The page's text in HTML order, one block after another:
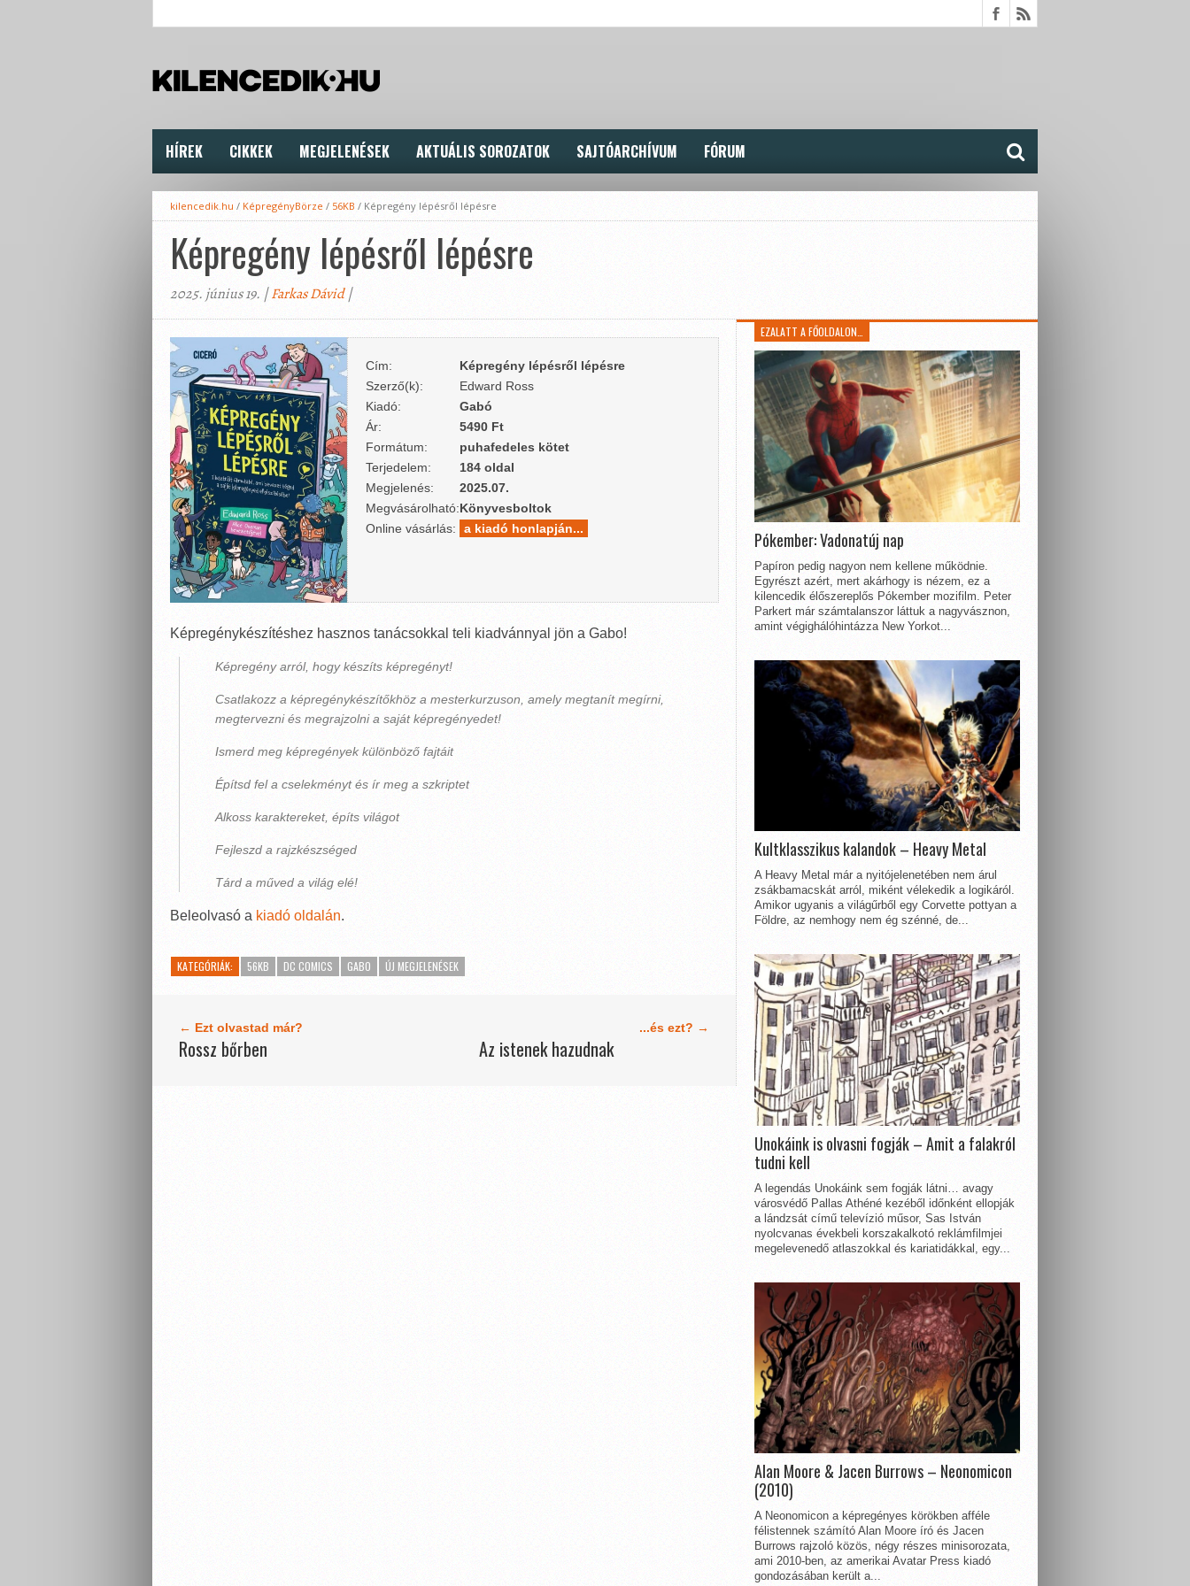
HÍREK CIKKEK MEGJELENÉSEK AKTUÁLIS SOROZATOK SAJTÓARCHÍVUM FÓRUM
kilencedik.hu / KépregényBörze / 56KB / Képregény lépésről lépésre
Képregény lépésről lépésre
2025. június 19. |Farkas Dávid|
Cím:
Képregény lépésről lépésre
Szerző(k):
Edward Ross
Kiadó:
Gabó
Ár:
5490 Ft
Formátum:
puhafedeles kötet
Terjedelem:
184 oldal
Megjelenés:
2025.07.
Megvásárolható:Könyvesboltok
Online vásárlás:
a kiadó honlapján...
Képregénykészítéshez hasznos tanácsokkal teli kiadvánnyal jön a Gabo!
Képregény arról, hogy készíts képregényt!
Csatlakozz a képregénykészítőkhöz a mesterkurzuson, amely megtanít megírni,
megtervezni és megrajzolni a saját képregényedet!
Ismerd meg képregények különböző fajtáit
Építsd fel a cselekményt és ír meg a szkriptet
Alkoss karaktereket, építs világot
Fejleszd a rajzkészséged
Tárd a műved a világ elé!
Beleolvasó a kiadó oldalán.
KATEGÓRIÁK: 56KB DC COMICS GABO ÚJ MEGJELENÉSEK
← Ezt olvastad már?
Rossz bőrben
...és ezt? →
Az istenek hazudnak
EZALATT A FŐOLDALON…
Pókember: Vadonatúj nap
Papíron pedig nagyon nem kellene működnie.
Egyrészt azért, mert akárhogy is nézem, ez a
kilencedik élőszereplős Pókember mozifilm. Peter
Parkert már számtalanszor láttuk a nagyvásznon,
amint végighálóhintázza New Yorkot...
Kultklasszikus kalandok – Heavy Metal
A Heavy Metal már a nyitójelenetében nem árul
zsákbamacskát arról, miként vélekedik a logikáról.
Amikor ugyanis a világűrből egy Corvette pottyan a
Földre, az nemhogy nem ég szénné, de...
Unokáink is olvasni fogják – Amit a falakról
tudni kell
A legendás Unokáink sem fogják látni… avagy
városvédő Pallas Athéné kezéből időnként ellopják
a lándzsát című televízió műsor, Sas István
nyolcvanas évekbeli korszakalkotó reklámfilmjei
megelevenedő atlaszokkal és kariatidákkal, egy...
Alan Moore & Jacen Burrows – Neonomicon
(2010)
A Neonomicon a képregényes körökben afféle
félistennek számító Alan Moore író és Jacen
Burrows rajzoló közös, négy részes minisorozata,
ami 2010-ben, az amerikai Avatar Press kiadó
gondozásában került a...